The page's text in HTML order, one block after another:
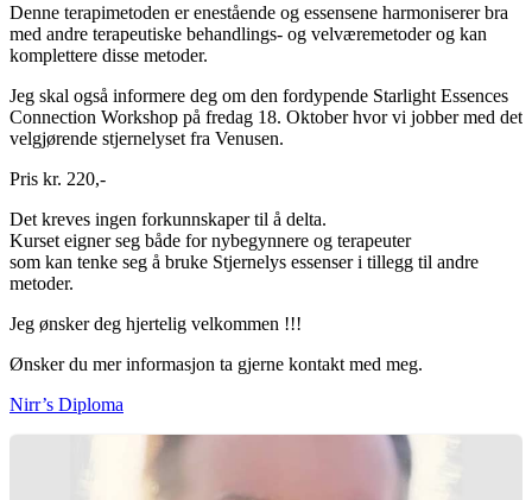
Denne terapimetoden er enestående og essensene harmoniserer bra
med andre terapeutiske behandlings- og velværemetoder og kan
komplettere disse metoder.
Jeg skal også informere deg om den fordypende Starlight Essences
Connection Workshop på fredag 18. Oktober hvor vi jobber med det
velgjørende stjernelyset fra Venusen.
Pris kr. 220,-
Det kreves ingen forkunnskaper til å delta.
Kurset eigner seg både for nybegynnere og terapeuter
som kan tenke seg å bruke Stjernelys essenser i tillegg til andre
metoder.
Jeg ønsker deg hjertelig velkommen !!!
Ønsker du mer informasjon ta gjerne kontakt med meg.
Nirr’s Diploma